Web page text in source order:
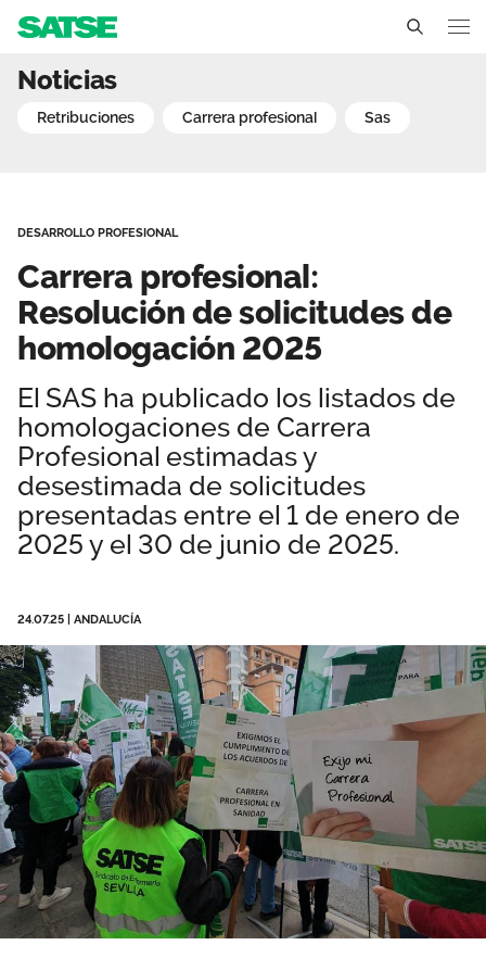
Delegados Sindicales
Estructura organizativa
Transparencia
Secciones sindicales
Servicios
Ventajas
Actualidad
Temas
Noticias
Sala de prensa
Empleo
Documentos
Publicaciones
Vídeos
Andalucía
Contáctanos
Área privada
Carrera profesional:
Noticias
retribuciones carrera profesional sas
DESARROLLO PROFESIONAL
Carrera profesional:
Resolución de solicitudes de
homologación 2025
El SAS ha publicado los listados de
homologaciones de Carrera
Profesional estimadas y
desestimada de solicitudes
presentadas entre el 1 de enero de
2025 y el 30 de junio de 2025.
24.07.25 ANDALUCÍA